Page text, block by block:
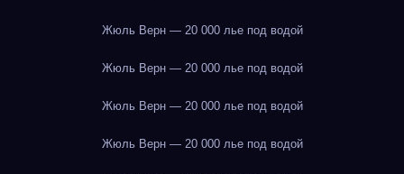
Жюль Верн — 20 000 лье под водой
Жюль Верн — 20 000 лье под водой
Жюль Верн — 20 000 лье под водой
Жюль Верн — 20 000 лье под водой